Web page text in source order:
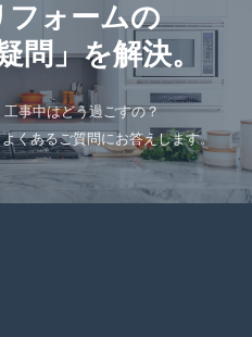
フォームの
問」を解決。
事中はどう過ごすの？
くあるご質問にお答えします。